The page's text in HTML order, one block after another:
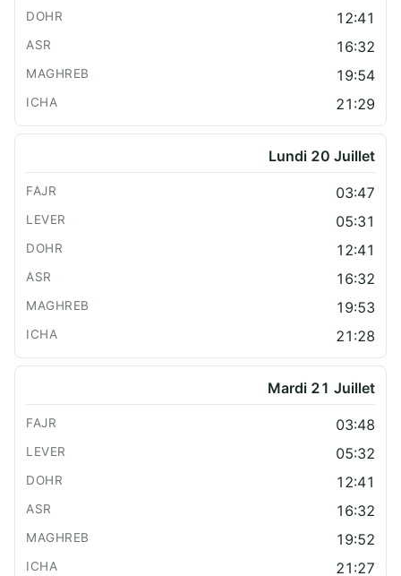
12:41
16:32
19:54
21:29
Lundi 20 Juillet
03:47
05:31
12:41
16:32
19:53
21:28
Mardi 21 Juillet
03:48
05:32
12:41
16:32
19:52
21:27